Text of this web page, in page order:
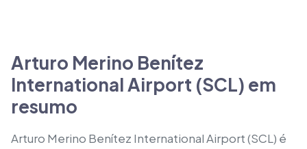
Arturo Merino Benítez
International Airport (SCL) em
resumo
Arturo Merino Benítez International Airport (SCL) é